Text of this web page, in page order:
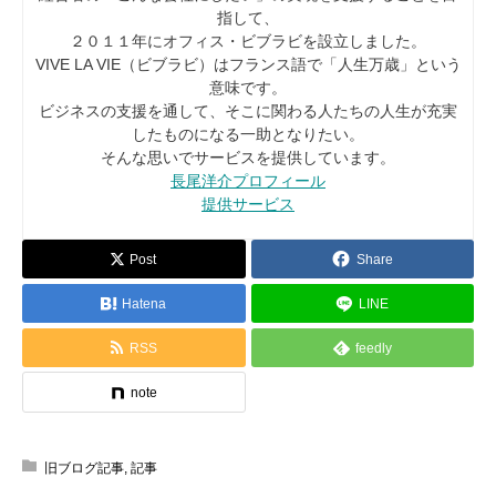
指して、
２０１１年にオフィス・ビブラビを設立しました。
VIVE LA VIE（ビブラビ）はフランス語で「人生万歳」という
意味です。
ビジネスの支援を通して、そこに関わる人たちの人生が充実
したものになる一助となりたい。
そんな思いでサービスを提供しています。
長尾洋介プロフィール
提供サービス
Post Share
Hatena LINE
RSS feedly
note
旧ブログ記事 記事